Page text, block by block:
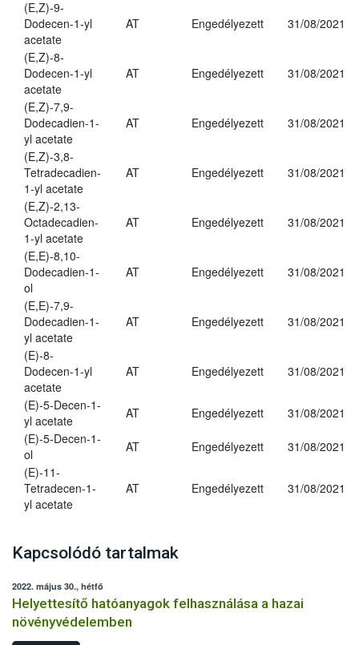
(E,Z)-9-
Dodecen-1-yl
acetate
AT Engedélyezett 31/08/2021
(E,Z)-8-
Dodecen-1-yl
acetate
AT Engedélyezett 31/08/2021
(E,Z)-7,9-
Dodecadien-1-
yl acetate
AT Engedélyezett 31/08/2021
(E,Z)-3,8-
Tetradecadien-
1-yl acetate
AT Engedélyezett 31/08/2021
(E,Z)-2,13-
Octadecadien-
1-yl acetate
AT Engedélyezett 31/08/2021
(E,E)-8,10-
Dodecadien-1-
ol
AT Engedélyezett 31/08/2021
(E,E)-7,9-
Dodecadien-1-
yl acetate
AT Engedélyezett 31/08/2021
(E)-8-
Dodecen-1-yl
acetate
AT Engedélyezett 31/08/2021
(E)-5-Decen-1-
yl acetate
AT Engedélyezett
31/08/2021
(E)-5-Decen-1-
ol
AT Engedélyezett
31/08/2021
(E)-11-
Tetradecen-1-
yl acetate
AT Engedélyezett 31/08/2021
Kapcsolódó tartalmak
2022. május 30., hétfő
Helyettesítő hatóanyagok felhasználása a hazai
növényvédelemben